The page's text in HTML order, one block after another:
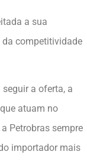
a sua
da competitividade
a oferta, a
atuam no
Petrobras sempre
importador mais